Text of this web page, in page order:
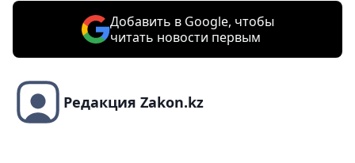
Добавить в Google, чтобы
читать новости первым
Редакция Zakon.kz